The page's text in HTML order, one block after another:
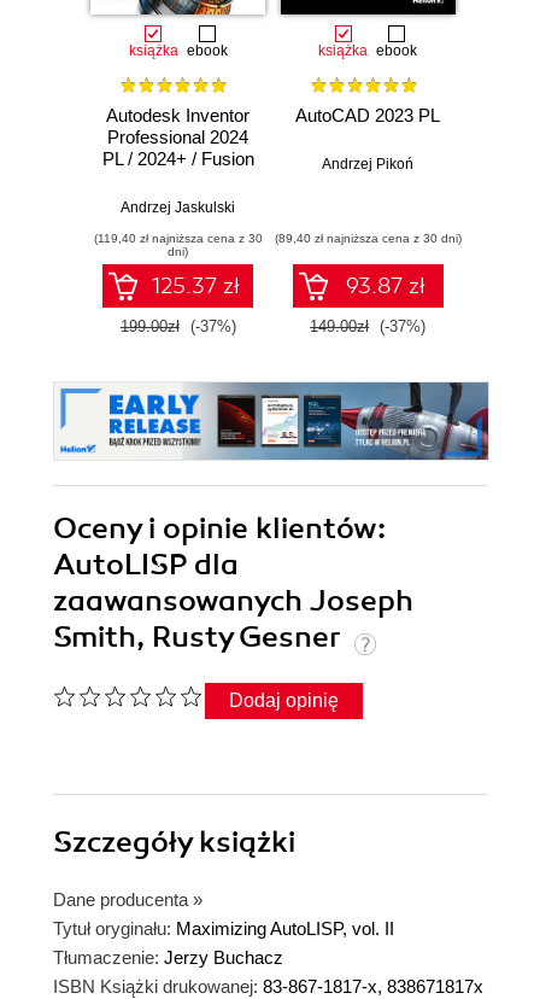
książka ebook
Autodesk Inventor
Professional 2024
PL / 2024+ / Fusion
efektywnego
Andrzej Jaskulski
(119,40 zł najniższa cena z 30
dni)
125.37 zł
199.00zł (-37%)
książka ebook
AutoCAD 2023 PL
Andrzej Pikoń
(89,40 zł najniższa cena z 30 dni)
93.87 zł
149.00zł (-37%)
Oceny i opinie klientów:
AutoLISP dla
zaawansowanych Joseph
Smith, Rusty Gesner
Dodaj opinię
Szczegółyksiążki
Dane producenta »
Tytuł oryginału: Maximizing AutoLISP, vol. II
Tłumaczenie: Jerzy Buchacz
ISBN Książki drukowanej: 83-867-1817-x, 838671817x